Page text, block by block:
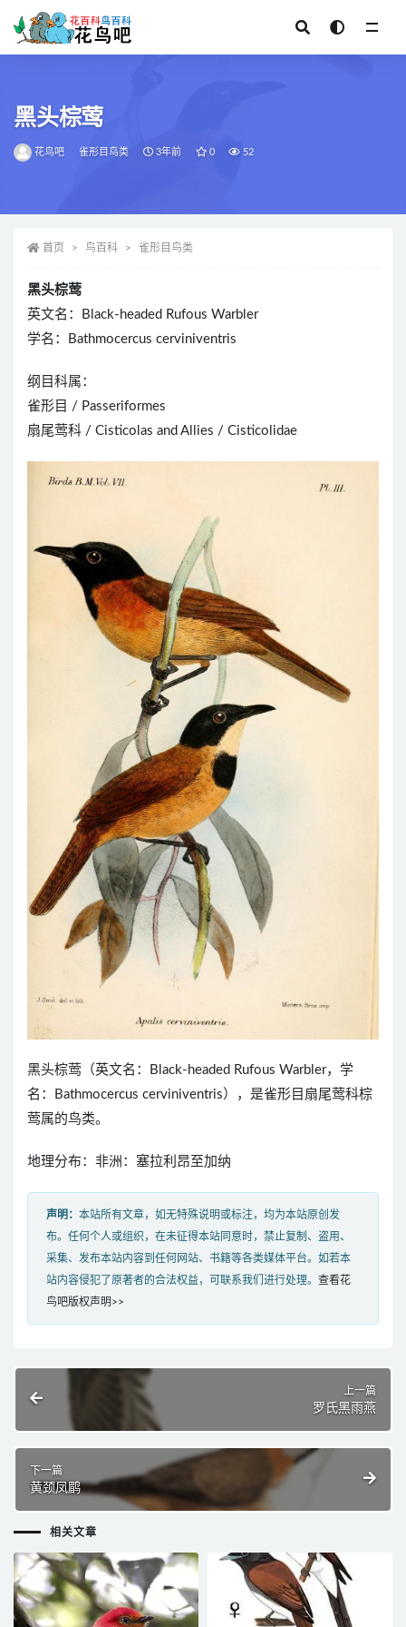
黑头棕莺
花鸟吧 雀形目鸟类 3年前 0 52
首页 鸟百科 雀形目鸟类
黑头棕莺
英文名：Black-headed Rufous Warbler
学名：Bathmocercus cerviniventris
纲目科属：
雀形目 / Passeriformes
扇尾莺科 / Cisticolas and Allies / Cisticolidae
黑头棕莺（英文名：Black-headed Rufous Warbler，学
名：Bathmocercus cerviniventris），是雀形目扇尾莺科棕
莺属的鸟类。
地理分布：非洲：塞拉利昂至加纳
声明： 本站所有文章，如无特殊说明或标注，均为本站原创发
布。任何个人或组织，在未征得本站同意时，禁止复制、盗用、
采集、发布本站内容到任何网站、书籍等各类媒体平台。如若本
站内容侵犯了原著者的合法权益，可联系我们进行处理。 查看花
鸟吧版权声明>>
上一篇
罗氏黑雨燕
下一篇
黄颈凤鹛
相关文章